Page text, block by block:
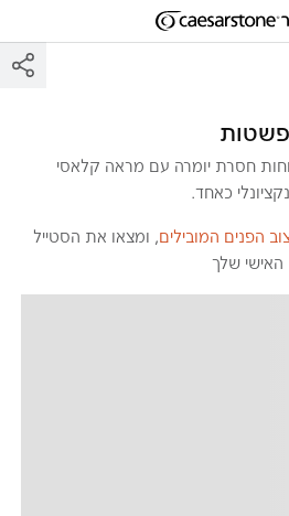
חסרת יומרה עם מראה קלאסי
כאחד.
הפנים המובילים, ומצאו את הסטייל
האישי שלך